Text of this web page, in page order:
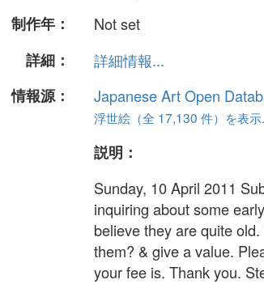
制作年：
Not set
詳細：
詳細情報...
情報源：
Japanese Art Open
浮世絵（全 17,130 件）を表示
説明：
Sunday, 10 April 2011
inquiring about some
believe they are quite
them? & give a value.
your fee is. Thank you.